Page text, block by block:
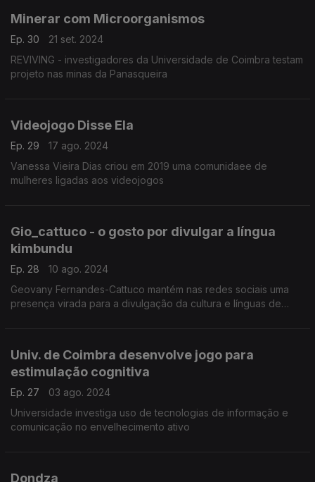
Minerar com Microorganismos
Ep. 30
21 set. 2024
REVIVING - investigadores da Universidade de Coimbra testam
projeto nas minas da Panasqueira
Videojogo Disse Ela
Ep. 29
17 ago. 2024
Vanessa Vieira Dias criou em 2019 uma comunidaee de
mulheres ligadas aos videojogos
Gio_cattuco - o gosto por divulgar a língua
kimbundu
Ep. 28
10 ago. 2024
Geovany Fernandes-Cattuco mantém nas redes sociais uma
presença virada para a divulgação da cultura e línguas de
Univ. de Coimbra desenvolve jogo para
estimulação cognitiva
Ep. 27
03 ago. 2024
Universidade investiga uso de tecnologias de informação e
comunicação no envelhecimento ativo
Dondza